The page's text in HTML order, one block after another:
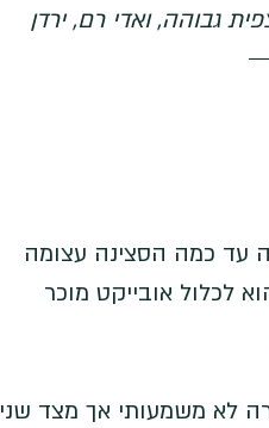
גבוהה, ואדי רם, ירדן
עד כמה הסצינה עצומה
לכלול אובייקט מוכר
לא משמעותי אך מצד שני